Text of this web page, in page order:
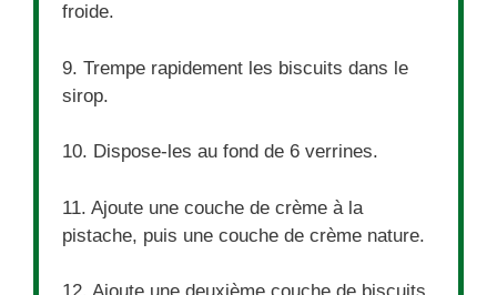
froide.
9. Trempe rapidement les biscuits dans le
sirop.
10. Dispose-les au fond de 6 verrines.
11. Ajoute une couche de crème à la
pistache, puis une couche de crème nature.